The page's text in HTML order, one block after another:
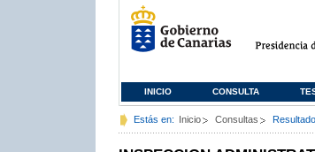
INICIO CONSULTA
Estás en: Inicio Consultas